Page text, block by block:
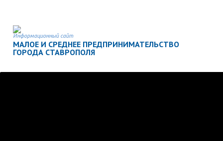
Информационный сайт
МАЛОЕ И СРЕДНЕЕ ПРЕДПРИНИМАТЕЛЬСТВО
ГОРОДА СТАВРОПОЛЯ